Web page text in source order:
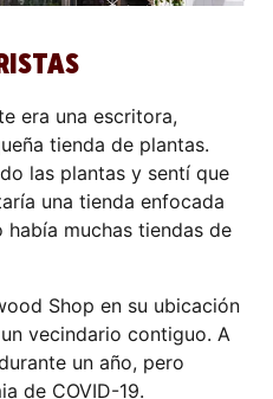
era una escritora,
tienda de plantas.
las plantas y sentí que
una tienda enfocada
había muchas tiendas de
Shop en su ubicación
vecindario contiguo. A
un año, pero
de COVID-19.